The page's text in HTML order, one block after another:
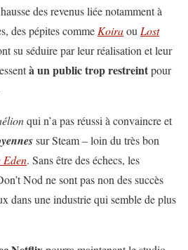
des revenus liée notamment à
des pépites comme Koiraou Lost
su séduire par leur réalisation et leur
à un public trop restreintpour
qui n’a pas réussi à convaincre et
sur Steam – loin du très bon
Eden. Sans être des échecs, les
Nod ne sont pas non des succès
dans une industrie qui semble de plus